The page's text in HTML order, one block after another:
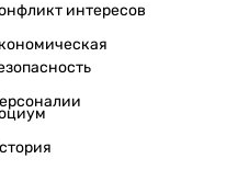
интересов